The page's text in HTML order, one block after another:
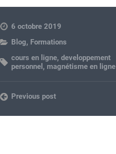
6 octobre 2019
Blog, Formations
cours en ligne,developpement
personnel , magnétisme en ligne
Previous post